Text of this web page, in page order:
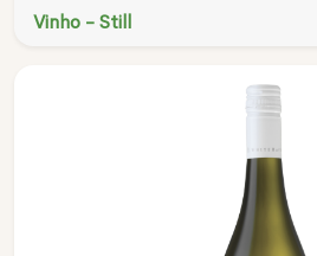
Vinho - Still